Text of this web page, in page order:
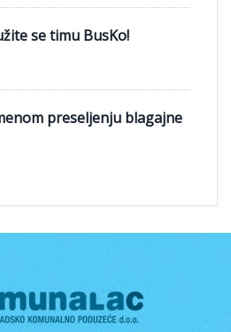
se timu BusKo!
preseljenju blagajne